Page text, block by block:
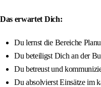
Das erwartet Dich:
Du lernst die Bereiche
Du beteiligst Dich an der
Du betreust und
Du absolvierst Einsätze im